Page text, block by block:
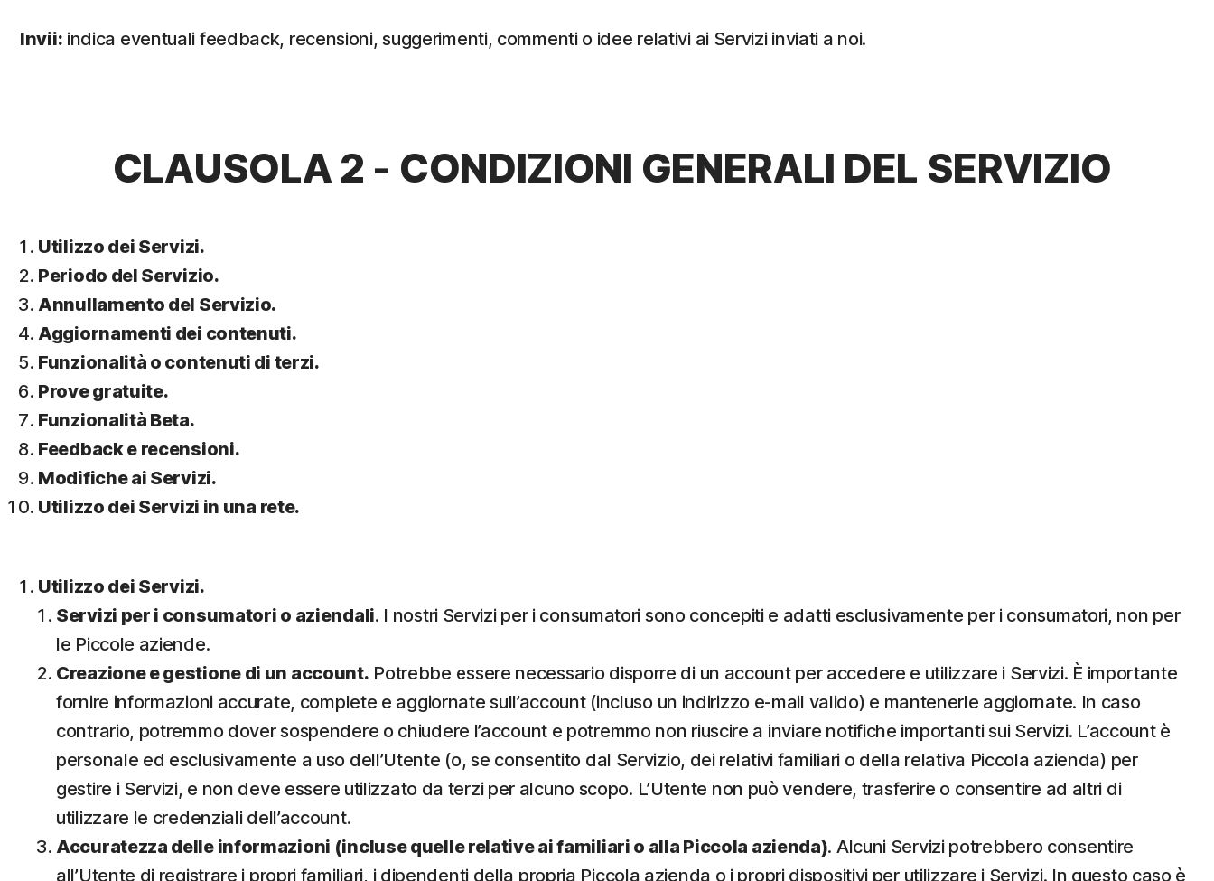
Invii: indica eventuali feedback, recensioni, suggerimenti, commenti o idee relativi ai Servizi inviati a noi.
CLAUSOLA 2 - CONDIZIONI GENERALI DEL SERVIZIO
Utilizzo dei Servizi.
Periodo del Servizio.
Annullamento del Servizio.
Aggiornamenti dei contenuti.
Funzionalità o contenuti di terzi.
Prove gratuite.
Funzionalità Beta.
Feedback e recensioni.
Modifiche ai Servizi.
Utilizzo dei Servizi in una rete.
Utilizzo dei Servizi.
Servizi per i consumatori o aziendali. I nostri Servizi per i consumatori sono concepiti e adatti esclusivamente per i consumatori, non per
le Piccole aziende.
Creazione e gestione di un account. Potrebbe essere necessario disporre di un account per accedere e utilizzare i Servizi. È importante
fornire informazioni accurate, complete e aggiornate sull’account (incluso un indirizzo e-mail valido) e mantenerle aggiornate. In caso
contrario, potremmo dover sospendere o chiudere l’account e potremmo non riuscire a inviare notifiche importanti sui Servizi. L’account è
personale ed esclusivamente a uso dell’Utente (o, se consentito dal Servizio, dei relativi familiari o della relativa Piccola azienda) per
gestire i Servizi, e non deve essere utilizzato da terzi per alcuno scopo. L’Utente non può vendere, trasferire o consentire ad altri di
utilizzare le credenziali dell’account.
Accuratezza delle informazioni (incluse quelle relative ai familiari o alla Piccola azienda). Alcuni Servizi potrebbero consentire
all’Utente di registrare i propri familiari, i dipendenti della propria Piccola azienda o i propri dispositivi per utilizzare i Servizi. In questo caso è